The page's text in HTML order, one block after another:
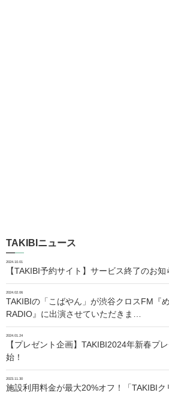
TAKIBIニュース
2024.10.01
【TAKIBI予約サイト】サービス終了のお知
2024.02.06
TAKIBIの「こばやん」が渋谷クロスFM『
RADIO』に出演させていただきま…
2024.01.24
【プレゼント企画】TAKIBI2024年新春プ
始！
2023.11.30
施設利用料金が最大20%オフ！「TAKIBIク